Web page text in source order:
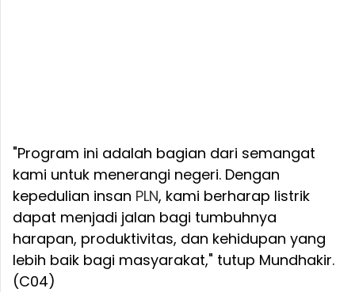
"Program ini adalah bagian dari semangat
kami untuk menerangi negeri. Dengan
kepedulian insan PLN, kami berharap listrik
dapat menjadi jalan bagi tumbuhnya
harapan, produktivitas, dan kehidupan yang
lebih baik bagi masyarakat," tutup Mundhakir.
(C04)